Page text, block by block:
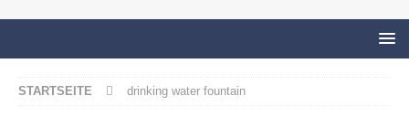
STARTSEITE drinking water fountain